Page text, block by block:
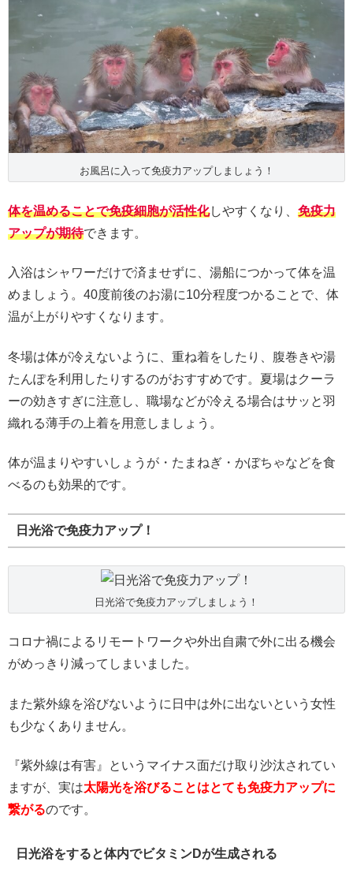
お風呂に入って免疫力アップしましょう！
体を温めることで免疫細胞が活性化しやすくなり、 免疫力
アップが期待できます。
入浴はシャワーだけで済ませずに、湯船につかって体を温
めましょう。40度前後のお湯に10分程度つかることで、体
温が上がりやすくなります。
冬場は体が冷えないように、重ね着をしたり、腹巻きや湯
たんぽを利用したりするのがおすすめです。夏場はクーラ
ーの効きすぎに注意し、職場などが冷える場合はサッと羽
織れる薄手の上着を用意しましょう。
体が温まりやすいしょうが・たまねぎ・かぼちゃなどを食
べるのも効果的です。
日光浴で免疫力アップ！
日光浴で免疫力アップしましょう！
コロナ禍によるリモートワークや外出自粛で外に出る機会
がめっきり減ってしまいました。
また紫外線を浴びないように日中は外に出ないという女性
も少なくありません。
『紫外線は有害』というマイナス面だけ取り沙汰されてい
ますが、実は太陽光を浴びることはとても免疫力アップに
繋がるのです。
日光浴をすると体内でビタミンDが生成される